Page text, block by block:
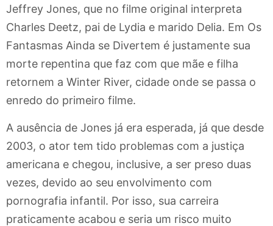
Jeffrey Jones, que no filme original interpreta
Charles Deetz, pai de Lydia e marido Delia. Em Os
Fantasmas Ainda se Divertem é justamente sua
morte repentina que faz com que mãe e filha
retornem a Winter River, cidade onde se passa o
enredo do primeiro filme.
A ausência de Jones já era esperada, já que desde
2003, o ator tem tido problemas com a justiça
americana e chegou, inclusive, a ser preso duas
vezes, devido ao seu envolvimento com
pornografia infantil. Por isso, sua carreira
praticamente acabou e seria um risco muito